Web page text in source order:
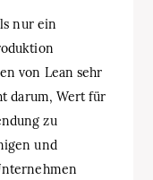
nur ein
von Lean sehr
darum, Wert für
zu
und